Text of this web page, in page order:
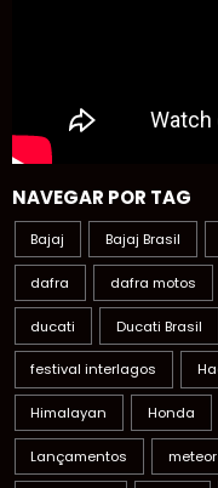
NAVEGAR POR TAG
Bajaj Bajaj Brasil
dafra dafra motos
ducati Ducati Brasil
festival interlagos
Himalayan Honda
Lançamentos